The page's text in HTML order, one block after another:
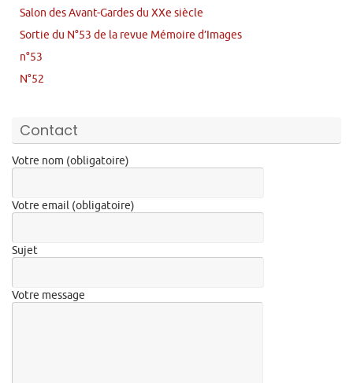
Salon des Avant-Gardes du XXe siècle
Sortie du N°53 de la revue Mémoire d’Images
n°53
N°52
Contact
Votre nom (obligatoire)
Votre email (obligatoire)
Sujet
Votre message